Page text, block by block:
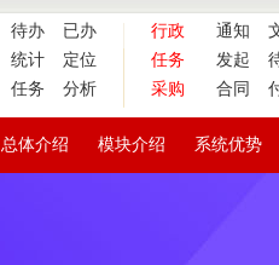
待办
已办
统计
定位
任务 分析
行政 通知
任务
发起
采购
合同
总体介绍 模块介绍 系统优势